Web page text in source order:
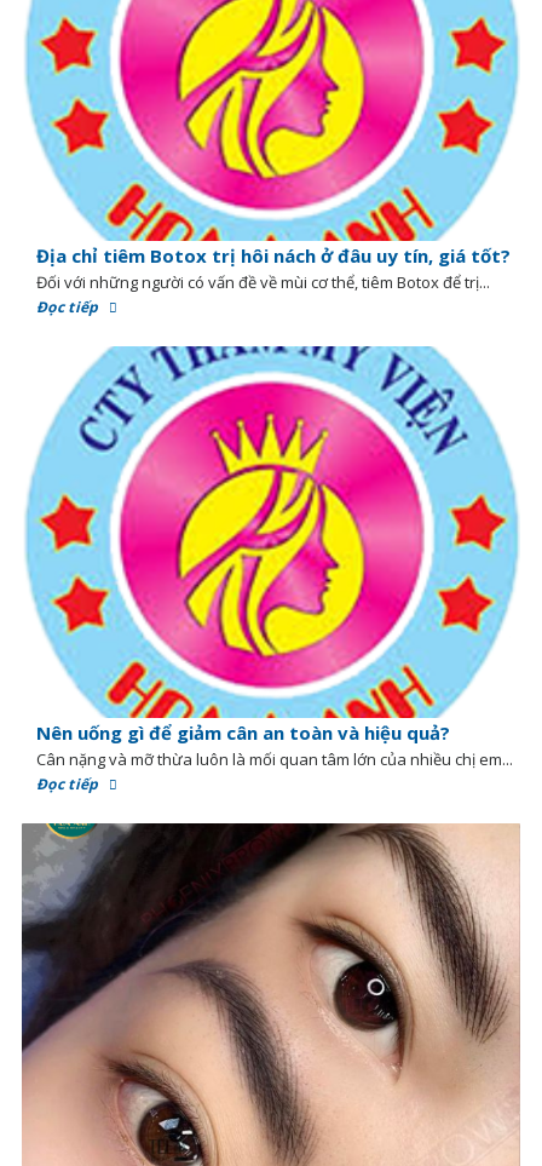
Địa chỉ tiêm Botox trị hôi nách ở đâu uy tín, giá tốt?
Đối với những người có vấn đề về mùi cơ thể, tiêm Botox để trị...
Đọc tiếp
Nên uống gì để giảm cân an toàn và hiệu quả?
Cân nặng và mỡ thừa luôn là mối quan tâm lớn của nhiều chị em...
Đọc tiếp